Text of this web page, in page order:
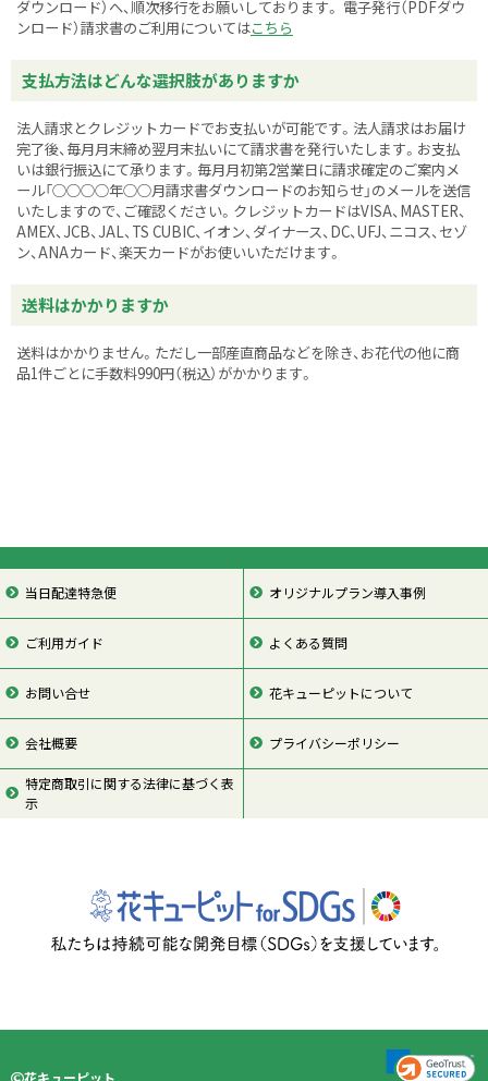
ダウンロード）へ、順次移行をお願いしております。 電子発行（PDFダウ
ンロード）請求書のご利用についてはこちら
支払方法はどんな選択肢がありますか
法人請求とクレジットカードでお支払いが可能です。法人請求はお届け
完了後、毎月月末締め翌月末払いにて請求書を発行いたします。お支払
いは銀行振込にて承ります。毎月月初第2営業日に請求確定のご案内メ
ール「○○○○年○○月請求書ダウンロードのお知らせ」のメールを送信
いたしますので、ご確認ください。クレジットカードはVISA、MASTER、
AMEX、JCB、JAL、TS CUBIC、イオン、ダイナース、DC、UFJ、ニコス、セゾ
ン、ANAカード、楽天カードがお使いいただけます。
送料はかかりますか
送料はかかりません。ただし一部産直商品などを除き、お花代の他に商
品1件ごとに手数料990円（税込）がかかります。
当日配達特急便 オリジナルプラン導入事例
ご利用ガイド よくある質問
お問い合せ 花キューピットについて
会社概要 プライバシーポリシー
特定商取引に関する法律に基づく表
示
ページの先頭